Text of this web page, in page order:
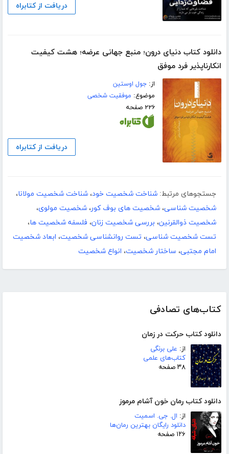
کتاب‌های تصادفی
دانلود کتاب حرکت در زمان
از: علی برنگی
کتاب‌های علمی
۳۸ صفحه
دانلود کتاب رمان خون آشام مرموز
از: ال. جی. اسمیت
دانلود رایگان بهترین رمان‌ها
۱۲۶ صفحه
دریافت از کتابراه
دانلود کتاب دنیای درون؛ منبع جهانی عرضه؛ هشت کیفیت
انکارناپذیر فرد موفق
از:جول اوستین
موضوع: موفقیت شخصی
۲۲۶ صفحه
دریافت از کتابراه
جستجوهای مرتبط: شناخت شخصیت خود، شناخت شخصیت مولانا،
شخصیت شناسی، شخصیت های بوف کور، شخصیت مولوی،
شخصیت ذوالقرنین، بررسی شخصیت زنان، فلسفه شخصیت ها،
تست شخصیت شناسی، تست روانشناسی شخصیت، ابعاد شخصیت
امام مجتبی، ساختار شخصیت، انواع شخصیت